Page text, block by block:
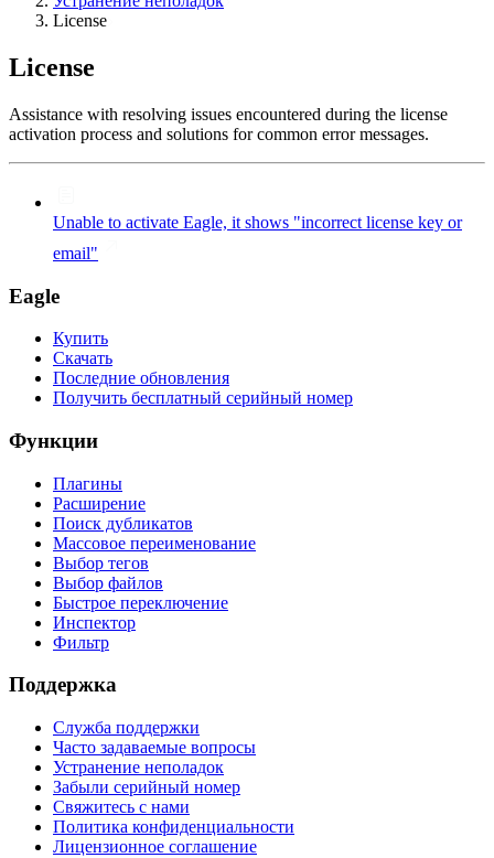
License
License
Assistance with resolving issues encountered during the license
activation process and solutions for common error messages.
Unable to activate Eagle, it shows "incorrect license key or
email"
Eagle
Купить
Скачать
Последние обновления
Получить бесплатный серийный номер
Функции
Плагины
Расширение
Поиск дубликатов
Массовое переименование
Выбор тегов
Выбор файлов
Быстрое переключение
Инспектор
Фильтр
Поддержка
Служба поддержки
Часто задаваемые вопросы
Устранение неполадок
Забыли серийный номер
Свяжитесь с нами
Политика конфиденциальности
Лицензионное соглашение